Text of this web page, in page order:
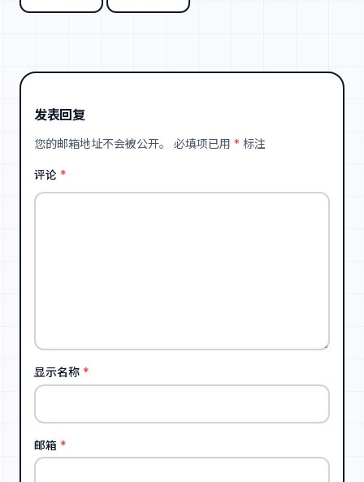
发表回复
您的邮箱地址不会被公开。 必填项已用 * 标注
评论 *
显示名称 *
邮箱 *